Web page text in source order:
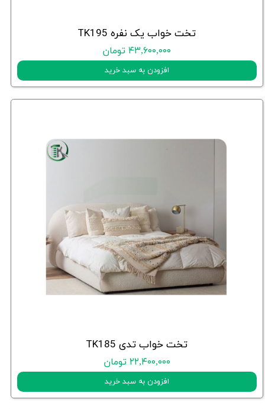
تخت خواب یک نفره TK195
۴۳,۶۰۰,۰۰۰ تومان
افزودن به سبد خرید
تخت خواب تدی TK185
۲۲,۴۰۰,۰۰۰ تومان
افزودن به سبد خرید